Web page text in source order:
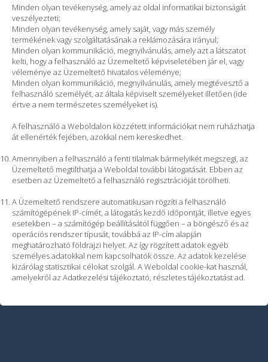
Minden olyan tevékenység, amely az oldal informatikai biztonságát
veszélyezteti;
Minden olyan tevékenység, amely saját, vagy más személy
termékének vagy szolgáltatásának a reklámozására irányul;
Minden olyan kommunikáció, megnyilvánulás, amely azt a látszatot
kelti, hogy a felhasználó az Üzemeltető képviseletében jár el, vagy
véleménye az Üzemeltető hivatalos véleménye;
Minden olyan kommunikáció, megnyilvánulás, amely megtévesztő a
felhasználó személyét, az általa képviselt személyeket illetően (ide
értve a nem természetes személyeket is).
A felhasználó a Weboldalon közzétett információkat nem ruházhatja
át ellenérték fejében, azokkal nem kereskedhet.
Amennyiben a felhasználó a fenti tilalmak bármelyikét megszegi, az
Üzemeltető megtilthatja a Weboldal további látogatását. Ebben az
esetben az Üzemeltető a felhasználó regisztrációját törölheti.
A Üzemeltető rendszere automatikusan rögzíti a felhasználó
számítógépének IP-címét, a látogatás kezdő időpontját, illetve egyes
esetekben – a számítógép beállításától függően – a böngésző és az
operációs rendszer típusát, továbbá az IP-cím alapján
meghatározható földrajzi helyet. Az így rögzített adatok egyéb
személyes adatokkal nem kapcsolhatók össze. Az adatok kezelése
kizárólag statisztikai célokat szolgál. A Weboldal cookie-kat használ,
amelyekről az Adatkezelési tájékoztató, részletes tájékoztatást ad.